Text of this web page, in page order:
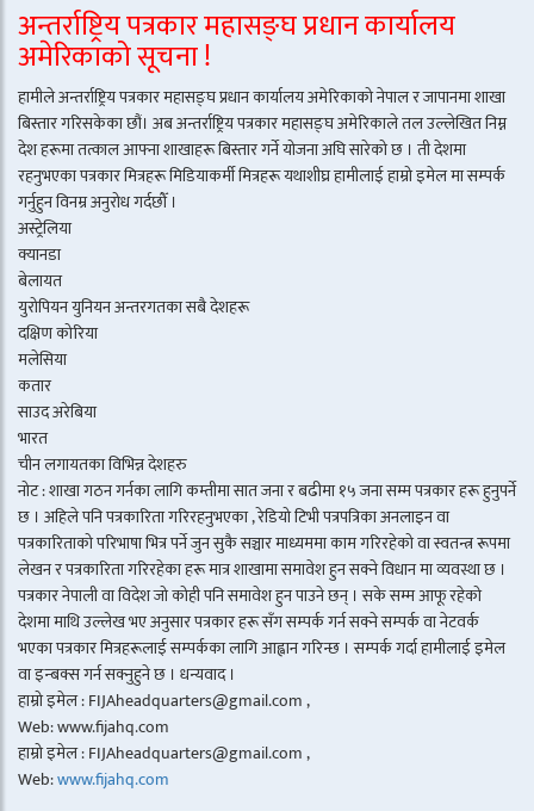
अन्तर्राष्ट्रिय पत्रकार महासङ्घ प्रधान कार्यालय
अमेरिकाको सूचना !
हामीले अन्तर्राष्ट्रिय पत्रकार महासङ्घ प्रधान कार्यालय अमेरिकाको नेपाल र जापानमा शाखा
बिस्तार गरिसकेका छौं। अब अन्तर्राष्ट्रिय पत्रकार महासङ्घ अमेरिकाले तल उल्लेखित निम्न
देश हरूमा तत्काल आफ्ना शाखाहरू बिस्तार गर्ने योजना अघि सारेको छ । ती देशमा
रहनुभएका पत्रकार मित्रहरू मिडियाकर्मी मित्रहरू यथाशीघ्र हामीलाई हाम्रो इमेल मा सम्पर्क
गर्नुहुन विनम्र अनुरोध गर्दछौँ ।
अस्ट्रेलिया
क्यानडा
बेलायत
युरोपियन युनियन अन्तरगतका सबै देशहरू
दक्षिण कोरिया
मलेसिया
कतार
साउद अरेबिया
भारत
चीन लगायतका विभिन्न देशहरु
नोट : शाखा गठन गर्नका लागि कम्तीमा सात जना र बढीमा १५ जना सम्म पत्रकार हरू हुनुपर्ने
छ । अहिले पनि पत्रकारिता गरिरहनुभएका , रेडियो टिभी पत्रपत्रिका अनलाइन वा
पत्रकारिताको परिभाषा भित्र पर्ने जुन सुकै सञ्चार माध्यममा काम गरिरहेको वा स्वतन्त्र रूपमा
लेखन र पत्रकारिता गरिरहेका हरू मात्र शाखामा समावेश हुन सक्ने विधान मा व्यवस्था छ ।
पत्रकार नेपाली वा विदेश जो कोही पनि समावेश हुन पाउने छन् । सके सम्म आफू रहेको
देशमा माथि उल्लेख भए अनुसार पत्रकार हरू सँग सम्पर्क गर्न सक्ने सम्पर्क वा नेटवर्क
भएका पत्रकार मित्रहरूलाई सम्पर्कका लागि आह्वान गरिन्छ । सम्पर्क गर्दा हामीलाई इमेल
वा इन्बक्स गर्न सक्नुहुने छ । धन्यवाद ।
हाम्रो इमेल : FIJAheadquarters@gmail.com ,
Web: www.fijahq.com
हाम्रो इमेल : FIJAheadquarters@gmail.com ,
Web:www.fijahq.com